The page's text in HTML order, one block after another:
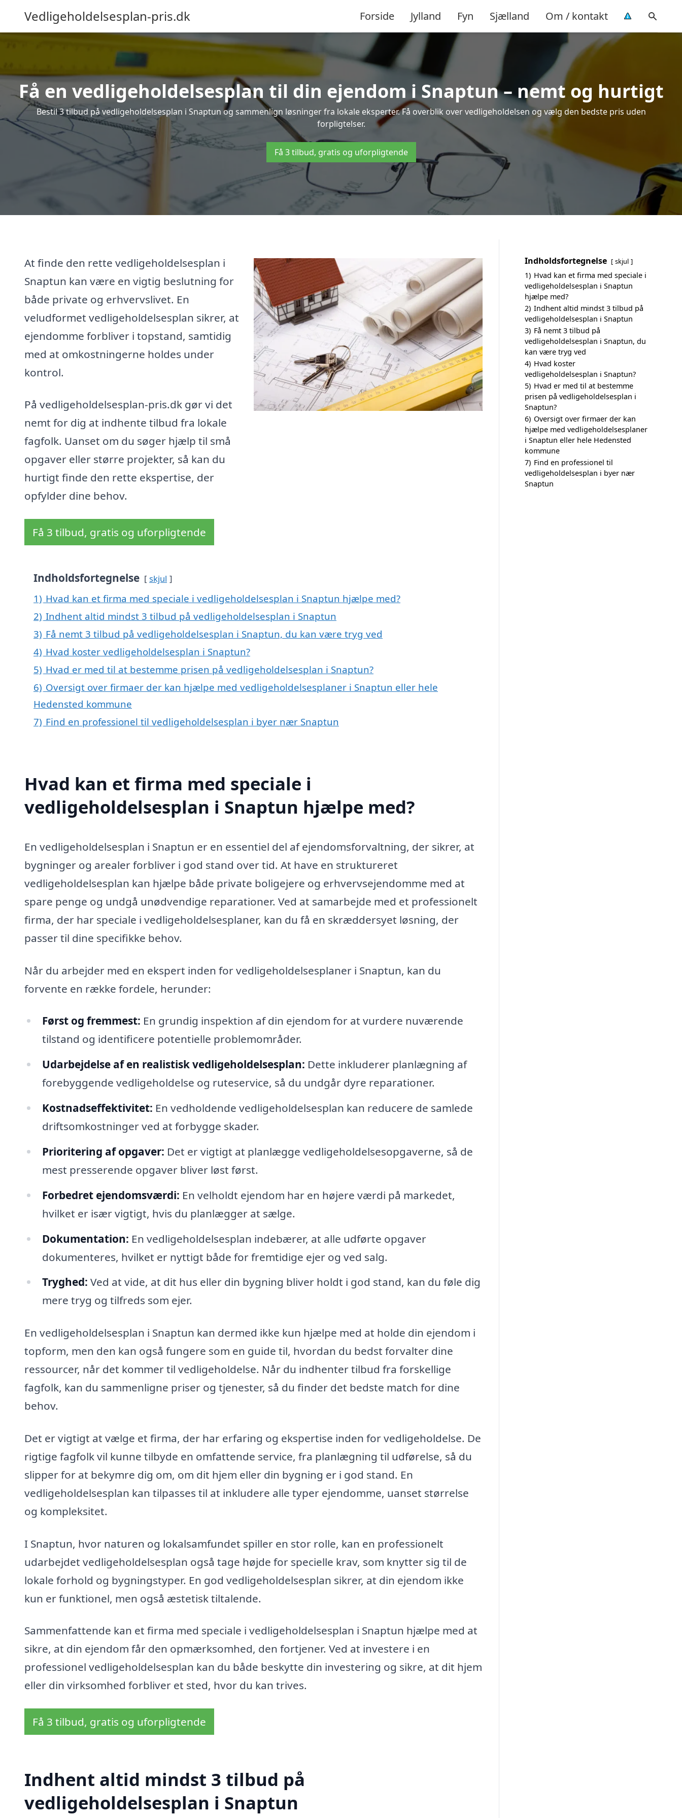
Vedligeholdelsesplan-pris.dk Forside Jylland Fyn Sjælland Om / kontakt
Få en vedligeholdelsesplan til din ejendom i Snaptun – nemt og hurtigt
Bestil 3 tilbud på vedligeholdelsesplan i Snaptun og sammenlign løsninger fra lokale eksperter. Få overblik over vedligeholdelsen og vælg den bedste pris uden
forpligtelser.
Få 3 tilbud, gratis og uforpligtende
At finde den rette vedligeholdelsesplan i
Snaptun kan være en vigtig beslutning for
både private og erhvervslivet. En
veludformet vedligeholdelsesplan sikrer, at
ejendomme forbliver i topstand, samtidig
med at omkostningerne holdes under
kontrol.
På vedligeholdelsesplan-pris.dk gør vi det
nemt for dig at indhente tilbud fra lokale
fagfolk. Uanset om du søger hjælp til små
opgaver eller større projekter, så kan du
hurtigt finde den rette ekspertise, der
opfylder dine behov.
Få 3 tilbud, gratis og uforpligtende
Indholdsfortegnelse skjul
1) Hvad kan et firma med speciale i vedligeholdelsesplan i Snaptun hjælpe med?
2) Indhent altid mindst 3 tilbud på vedligeholdelsesplan i Snaptun
3) Få nemt 3 tilbud på vedligeholdelsesplan i Snaptun, du kan være tryg ved
4) Hvad koster vedligeholdelsesplan i Snaptun?
5) Hvad er med til at bestemme prisen på vedligeholdelsesplan i Snaptun?
6) Oversigt over firmaer der kan hjælpe med vedligeholdelsesplaner i Snaptun eller hele
Hedensted kommune
7) Find en professionel til vedligeholdelsesplan i byer nær Snaptun
Hvad kan et firma med speciale i
vedligeholdelsesplan i Snaptun hjælpe med?
En vedligeholdelsesplan i Snaptun er en essentiel del af ejendomsforvaltning, der sikrer, at
bygninger og arealer forbliver i god stand over tid. At have en struktureret
vedligeholdelsesplan kan hjælpe både private boligejere og erhvervsejendomme med at
spare penge og undgå unødvendige reparationer. Ved at samarbejde med et professionelt
firma, der har speciale i vedligeholdelsesplaner, kan du få en skræddersyet løsning, der
passer til dine specifikke behov.
Når du arbejder med en ekspert inden for vedligeholdelsesplaner i Snaptun, kan du
forvente en række fordele, herunder:
Først og fremmest: En grundig inspektion af din ejendom for at vurdere nuværende
tilstand og identificere potentielle problemområder.
Udarbejdelse af en realistisk vedligeholdelsesplan: Dette inkluderer planlægning af
forebyggende vedligeholdelse og ruteservice, så du undgår dyre reparationer.
Kostnadseffektivitet: En vedholdende vedligeholdelsesplan kan reducere de samlede
driftsomkostninger ved at forbygge skader.
Prioritering af opgaver: Det er vigtigt at planlægge vedligeholdelsesopgaverne, så de
mest presserende opgaver bliver løst først.
Forbedret ejendomsværdi: En velholdt ejendom har en højere værdi på markedet,
hvilket er især vigtigt, hvis du planlægger at sælge.
Dokumentation: En vedligeholdelsesplan indebærer, at alle udførte opgaver
dokumenteres, hvilket er nyttigt både for fremtidige ejer og ved salg.
Tryghed: Ved at vide, at dit hus eller din bygning bliver holdt i god stand, kan du føle dig
mere tryg og tilfreds som ejer.
En vedligeholdelsesplan i Snaptun kan dermed ikke kun hjælpe med at holde din ejendom i
topform, men den kan også fungere som en guide til, hvordan du bedst forvalter dine
ressourcer, når det kommer til vedligeholdelse. Når du indhenter tilbud fra forskellige
fagfolk, kan du sammenligne priser og tjenester, så du finder det bedste match for dine
behov.
Det er vigtigt at vælge et firma, der har erfaring og ekspertise inden for vedligeholdelse. De
rigtige fagfolk vil kunne tilbyde en omfattende service, fra planlægning til udførelse, så du
slipper for at bekymre dig om, om dit hjem eller din bygning er i god stand. En
vedligeholdelsesplan kan tilpasses til at inkludere alle typer ejendomme, uanset størrelse
og kompleksitet.
I Snaptun, hvor naturen og lokalsamfundet spiller en stor rolle, kan en professionelt
udarbejdet vedligeholdelsesplan også tage højde for specielle krav, som knytter sig til de
lokale forhold og bygningstyper. En god vedligeholdelsesplan sikrer, at din ejendom ikke
kun er funktionel, men også æstetisk tiltalende.
Sammenfattende kan et firma med speciale i vedligeholdelsesplan i Snaptun hjælpe med at
sikre, at din ejendom får den opmærksomhed, den fortjener. Ved at investere i en
professionel vedligeholdelsesplan kan du både beskytte din investering og sikre, at dit hjem
eller din virksomhed forbliver et sted, hvor du kan trives.
Få 3 tilbud, gratis og uforpligtende
Indhent altid mindst 3 tilbud på
vedligeholdelsesplan i Snaptun
Indholdsfortegnelse skjul
1) Hvad kan et firma med speciale i
vedligeholdelsesplan i Snaptun
hjælpe med?
2) Indhent altid mindst 3 tilbud på
vedligeholdelsesplan i Snaptun
3) Få nemt 3 tilbud på
vedligeholdelsesplan i Snaptun, du
kan være tryg ved
4) Hvad koster
vedligeholdelsesplan i Snaptun?
5) Hvad er med til at bestemme
prisen på vedligeholdelsesplan i
Snaptun?
6) Oversigt over firmaer der kan
hjælpe med vedligeholdelsesplaner
i Snaptun eller hele Hedensted
kommune
7) Find en professionel til
vedligeholdelsesplan i byer nær
Snaptun